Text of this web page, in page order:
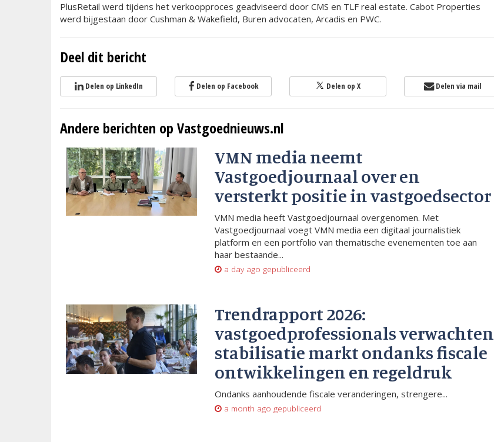
PlusRetail werd tijdens het verkoopproces geadviseerd door CMS en TLF real estate. Cabot Properties
werd bijgestaan door Cushman & Wakefield, Buren advocaten, Arcadis en PWC.
Deel dit bericht
Delen op LinkedIn Delen op Facebook Delen op X Delen via mail
Andere berichten op Vastgoednieuws.nl
VMN media neemt
Vastgoedjournaal over en
versterkt positie in vastgoedsector
VMN media heeft Vastgoedjournaal overgenomen. Met
Vastgoedjournaal voegt VMN media een digitaal journalistiek
platform en een portfolio van thematische evenementen toe aan
haar bestaande...
a day ago gepubliceerd
Trendrapport 2026:
vastgoedprofessionals verwachten
stabilisatie markt ondanks fiscale
ontwikkelingen en regeldruk
Ondanks aanhoudende fiscale veranderingen, strengere...
a month ago gepubliceerd